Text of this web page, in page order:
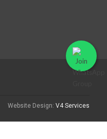
Website Design: V4 Services